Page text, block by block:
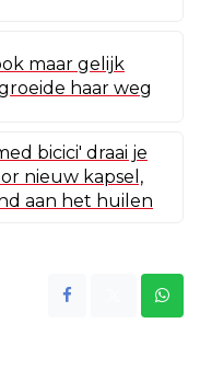
maar gelijk
haar weg
bicici' draai je
nieuw kapsel,
aan het huilen